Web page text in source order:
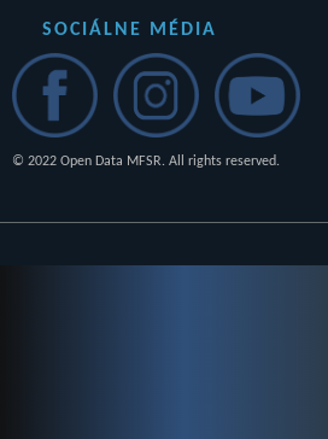
SOCIÁLNE MÉDIA
© 2022 Open Data MFSR. All rights reserved.